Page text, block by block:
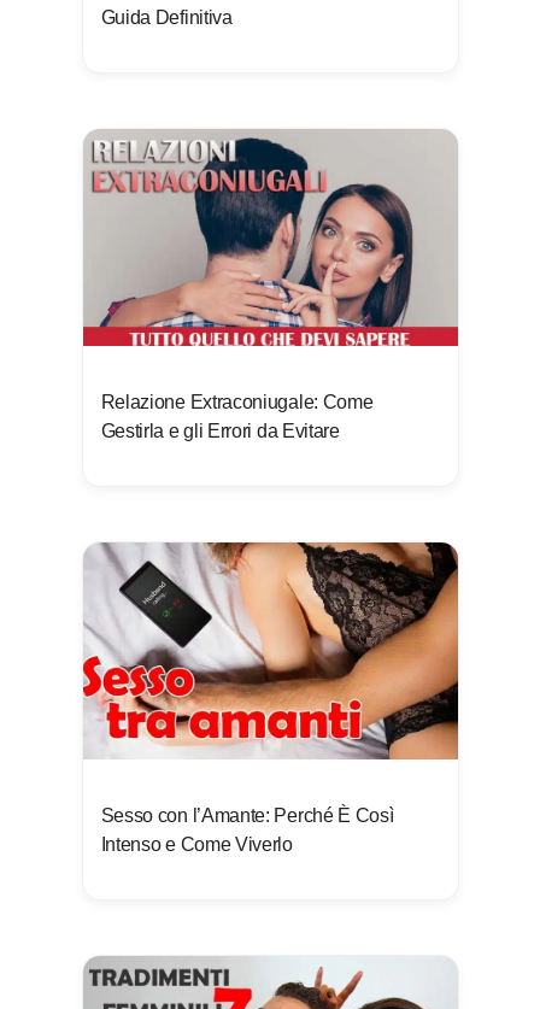
Guida Definitiva
Relazione Extraconiugale: Come
Gestirla e gli Errori da Evitare
Sesso con l’Amante: Perché È Così
Intenso e Come Viverlo